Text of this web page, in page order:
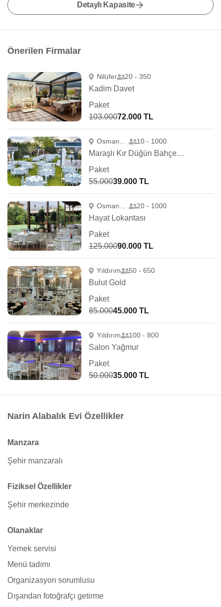
Detaylı Kapasite
Önerilen Firmalar
Nilüfer 20 - 350
Kadim Davet
Paket
103.00072.000 TL
10 - 1000
Maraşlı Kır Düğün Bahçesi Ihlamur Park
Paket
55.00039.000 TL
20 - 1000
Hayat Lokantası
Paket
125.00090.000 TL
Yıldırım 50 - 650
Bulut Gold
Paket
85.00045.000 TL
Yıldırım 100 - 800
Salon Yağmur
Paket
50.00035.000 TL
Narin Alabalık Evi Özellikler
Manzara
Şehir manzaralı
Fiziksel Özellikler
Şehir merkezinde
Olanaklar
Yemek servisi
Menü tadımı
Organizasyon sorumlusu
Dışarıdan fotoğrafçı getirme